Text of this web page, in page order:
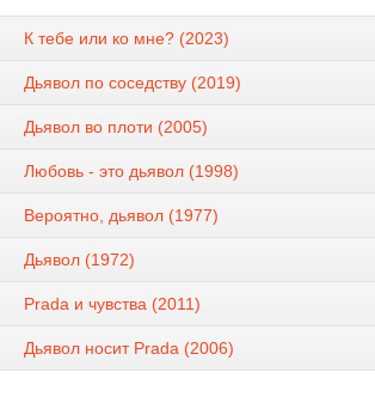
К тебе или ко мне? (2023)
Дьявол по соседству (2019)
Дьявол во плоти (2005)
Любовь - это дьявол (1998)
Вероятно, дьявол (1977)
Дьявол (1972)
Prada и чувства (2011)
Дьявол носит Prada (2006)